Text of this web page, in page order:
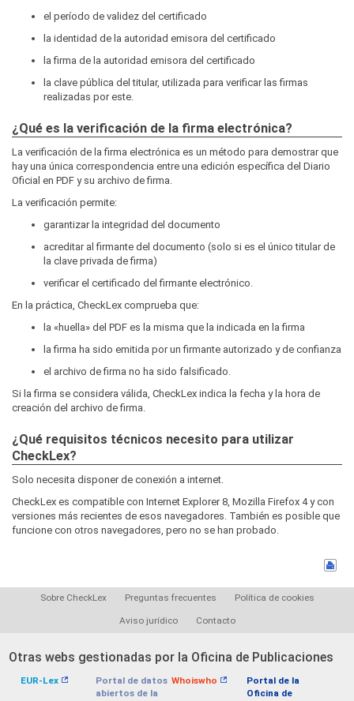
el período de validez del certificado
la identidad de la autoridad emisora del certificado
la firma de la autoridad emisora del certificado
la clave pública del titular, utilizada para verificar las firmas
realizadas por este.
¿Qué es la verificación de la firma electrónica?
La verificación de la firma electrónica es un método para demostrar que
hay una única correspondencia entre una edición específica del Diario
Oficial en PDF y su archivo de firma.
La verificación permite:
garantizar la integridad del documento
acreditar al firmante del documento (solo si es el único titular de
la clave privada de firma)
verificar el certificado del firmante electrónico.
En la práctica, CheckLex comprueba que:
la «huella» del PDF es la misma que la indicada en la firma
la firma ha sido emitida por un firmante autorizado y de confianza
el archivo de firma no ha sido falsificado.
Si la firma se considera válida, CheckLex indica la fecha y la hora de
creación del archivo de firma.
¿Qué requisitos técnicos necesito para utilizar
CheckLex?
Solo necesita disponer de conexión a internet.
CheckLex es compatible con Internet Explorer 8, Mozilla Firefox 4 y con
versiones más recientes de esos navegadores. También es posible que
funcione con otros navegadores, pero no se han probado.
Sobre CheckLex Preguntas frecuentes Política de cookies
Aviso jurídico Contacto
Otras webs gestionadas por la Oficina de Publicaciones
EUR-Lex
Portal de datos
abiertos de la
Whoiswho
Portal de la
Oficina de